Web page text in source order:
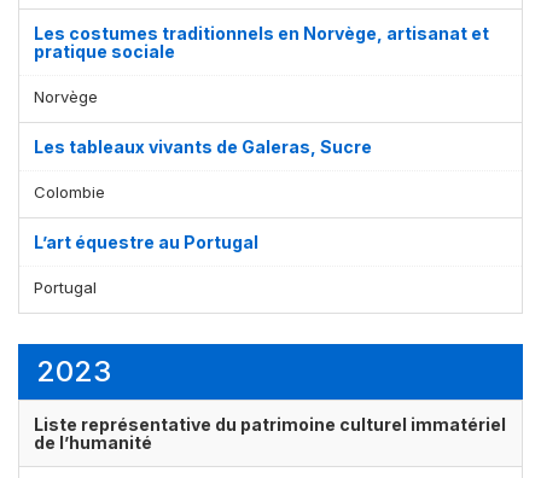
Les costumes traditionnels en Norvège, artisanat et
pratique sociale
Norvège
Les tableaux vivants de Galeras, Sucre
Colombie
L’art équestre au Portugal
Portugal
2023
Liste représentative du patrimoine culturel immatériel
de l’humanité